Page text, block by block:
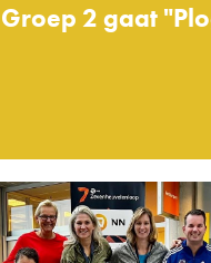
Groep 2 gaat